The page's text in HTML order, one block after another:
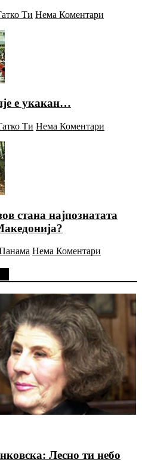
Ти Нема Коментари
е укакан…
Ти Нема Коментари
стана најпознатата
Нема Коментари
Лесно ти небо